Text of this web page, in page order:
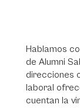
Hablamos
de Alumni
direcciones
laboral
cuentan la